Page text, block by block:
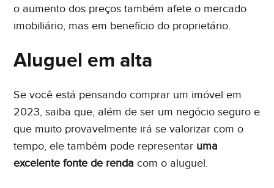
o aumento dos preços também afete o mercado
imobiliário, mas em benefício do proprietário.
Aluguel em alta
Se você está pensando comprar um imóvel em
2023, saiba que, além de ser um negócio seguro e
que muito provavelmente irá se valorizar com o
tempo, ele também pode representar uma
excelente fonte de renda com o aluguel.